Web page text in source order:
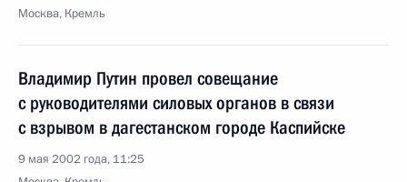
Москва, Кремль
Владимир Путин провел совещание
с руководителями силовых органов в связи
с взрывом в дагестанском городе Каспийске
9 мая 2002 года, 11:25